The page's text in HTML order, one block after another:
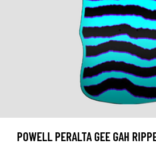
POWELL PERALTA GEE GAH